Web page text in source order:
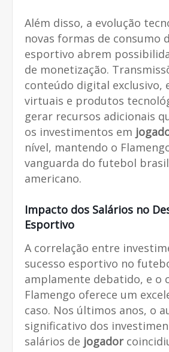
Além disso, a evolução
novas formas de consumo
esportivo abrem
de monetização.
conteúdo digital exclusivo,
virtuais e produtos
gerar recursos adicionais
os investimentos em
nível, mantendo o
vanguarda do futebol
americano.
Impacto dos Salários no
Esportivo
A correlação entre
sucesso esportivo no
amplamente debatido, e o
Flamengo oferece um
caso. Nos últimos anos, o
significativo dos
salários de jogador